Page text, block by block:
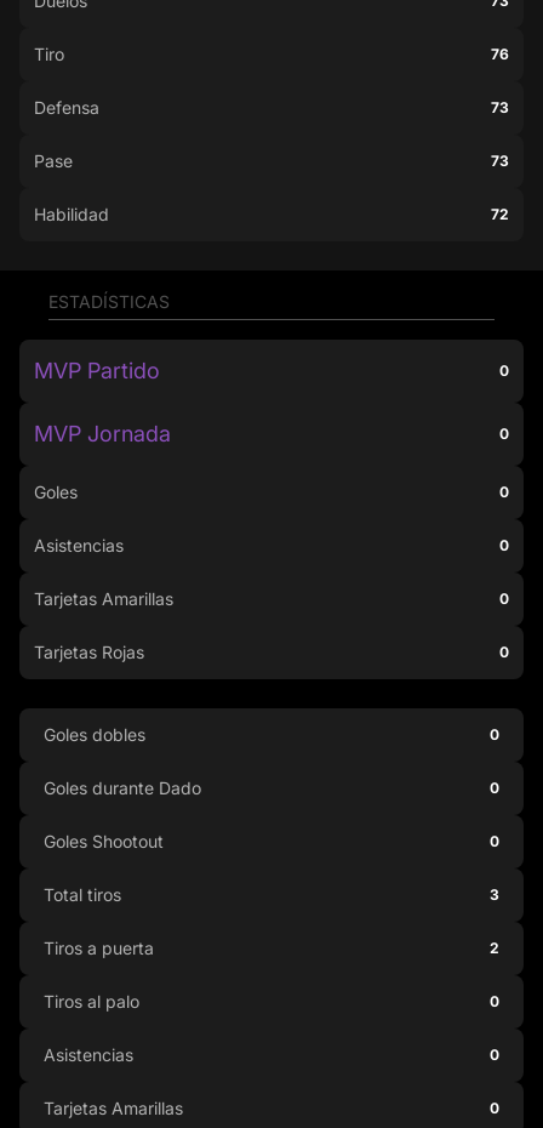
Tiro 76
Defensa 73
Pase 73
Habilidad 72
ESTADÍSTICAS
MVP Partido 0
MVP Jornada 0
Goles 0
Asistencias 0
Tarjetas Amarillas 0
Tarjetas Rojas 0
Goles dobles 0
Goles durante Dado 0
Goles Shootout 0
Total tiros 3
Tiros a puerta 2
Tiros al palo 0
Asistencias 0
Tarjetas Amarillas 0